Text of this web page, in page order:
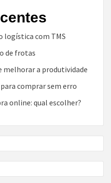
logística com TMS
de frotas
melhorar a produtividade
comprar sem erro
online: qual escolher?